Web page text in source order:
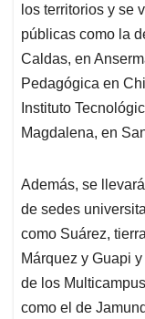
los territorios y se
públicas como la
Caldas, en
Pedagógica en
Instituto
Magdalena, en
Además, se
de sedes
como Suárez,
Márquez y Guapi
de los
como el de